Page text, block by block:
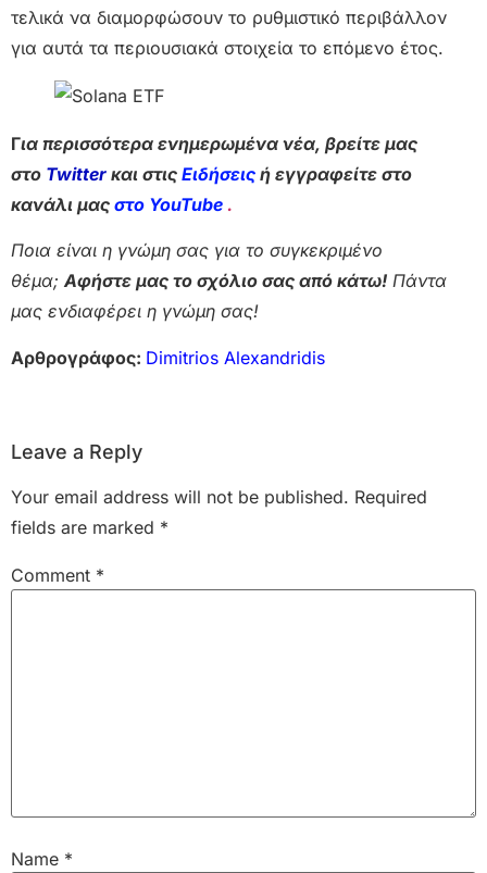
τελικά να διαμορφώσουν το ρυθμιστικό περιβάλλον
για αυτά τα περιουσιακά στοιχεία το επόμενο έτος.
Για περισσότερα ενημερωμένα νέα, βρείτε μας
στο Twitter και στις Ειδήσεις ή εγγραφείτε στο
κανάλι μας στο YouTube .
Ποια είναι η γνώμη σας για το συγκεκριμένο
θέμα;Αφήστε μας το σχόλιο σας από κάτω! Πάντα
μας ενδιαφέρει η γνώμη σας!
Αρθρογράφος: Dimitrios Alexandridis
Leave a Reply
Your email address will not be published. Required
fields are marked *
Comment *
Name *